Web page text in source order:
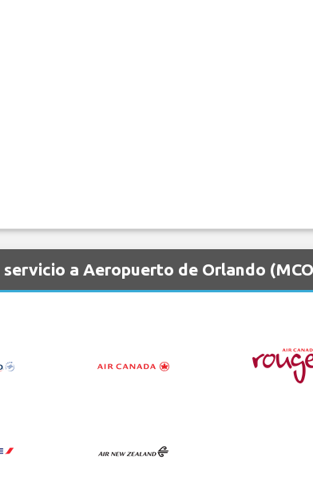
a Aeropuerto de Orlando